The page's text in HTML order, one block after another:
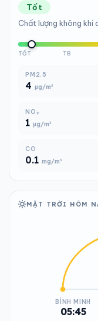
Tốt
Chất lượng không khí
TỐT TB
PM2.5
4 µg/m³
NO₂
1 µg/m³
CO
0.1 mg/m³
MẶT TRỜI HÔM
BÌNH MINH
05:45